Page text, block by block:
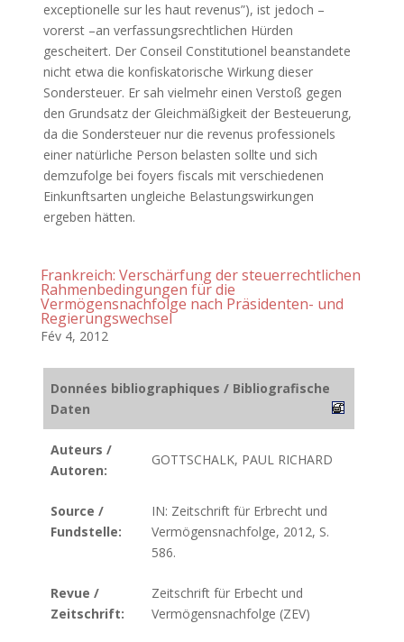
exceptionelle sur les haut revenus”), ist jedoch –
vorerst –an verfassungsrechtlichen Hürden
gescheitert. Der Conseil Constitutionel beanstandete
nicht etwa die konfiskatorische Wirkung dieser
Sondersteuer. Er sah vielmehr einen Verstoß gegen
den Grundsatz der Gleichmäßigkeit der Besteuerung,
da die Sondersteuer nur die revenus professionels
einer natürliche Person belasten sollte und sich
demzufolge bei foyers fiscals mit verschiedenen
Einkunftsarten ungleiche Belastungswirkungen
ergeben hätten.
Frankreich: Verschärfung der steuerrechtlichen
Rahmenbedingungen für die
Vermögensnachfolge nach Präsidenten- und
Regierungswechsel
Fév 4, 2012
Données bibliographiques / Bibliografische
Daten
Auteurs /
Autoren:
GOTTSCHALK, PAUL RICHARD
Source /
Fundstelle:
IN: Zeitschrift für Erbrecht und
Vermögensnachfolge, 2012, S.
586.
Revue /
Zeitschrift:
Zeitschrift für Erbecht und
Vermögensnachfolge (ZEV)